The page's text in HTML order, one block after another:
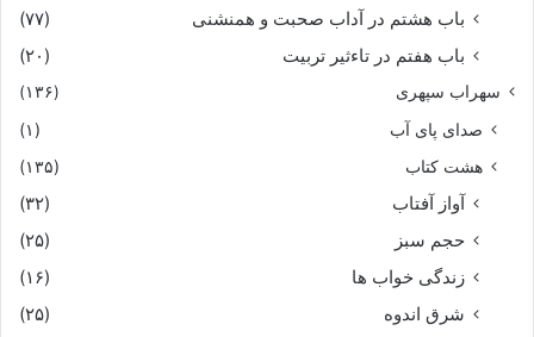
باب هشتم در آداب صحبت و همنشنى
(۷۷)
باب هفتم در تاءثیر تربیت
(۲۰)
سهراب سپهری (۱۳۶)
صدای پای آب
(۱)
هشت کتاب
(۱۳۵)
آواز آفتاب
(۳۲)
حجم سبز
(۲۵)
زندگی خواب ها
(۱۶)
شرق اندوه
(۲۵)